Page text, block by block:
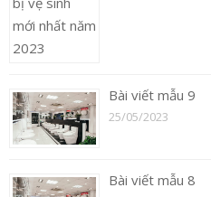
Bài viết mẫu 9
25/05/2023
Bài viết mẫu 8